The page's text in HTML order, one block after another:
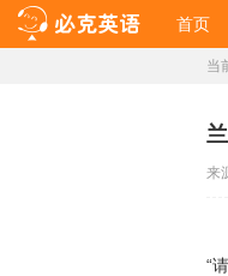
首页
当
来
“